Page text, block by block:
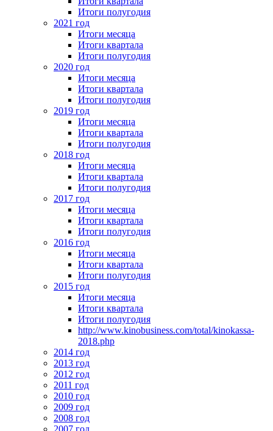
Итоги полугодия
2021 год
Итоги месяца
Итоги квартала
Итоги полугодия
2020 год
Итоги месяца
Итоги квартала
Итоги полугодия
2019 год
Итоги месяца
Итоги квартала
Итоги полугодия
2018 год
Итоги месяца
Итоги квартала
Итоги полугодия
2017 год
Итоги месяца
Итоги квартала
Итоги полугодия
2016 год
Итоги месяца
Итоги квартала
Итоги полугодия
2015 год
Итоги месяца
Итоги квартала
Итоги полугодия
http://www.kinobusiness.com/total/kinokassa-
2018.php
2014 год
2013 год
2012 год
2011 год
2010 год
2009 год
2008 год
2007 год